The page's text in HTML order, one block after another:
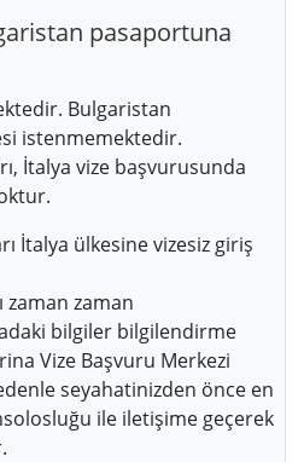
pasaportuna
Bulgaristan
istenmemektedir.
İtalya vize başvurusunda
İtalya ülkesine vizesiz giriş
zaman zaman
bilgiler bilgilendirme
Vize Başvuru Merkezi
seyahatinizden önce en
ile iletişime geçerek